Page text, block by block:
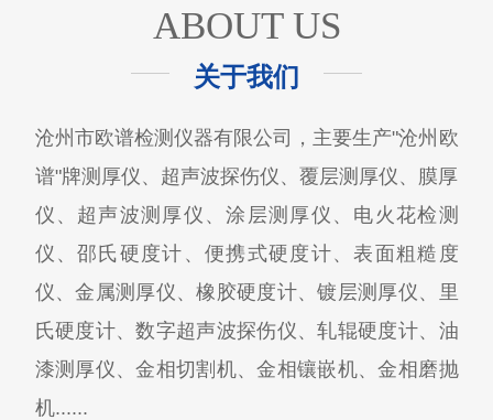
ABOUT US
关于我们
沧州市欧谱检测仪器有限公司，主要生产"沧州欧
谱"牌测厚仪、超声波探伤仪、覆层测厚仪、膜厚
仪、超声波测厚仪、涂层测厚仪、电火花检测
仪、邵氏硬度计、便携式硬度计、表面粗糙度
仪、金属测厚仪、橡胶硬度计、镀层测厚仪、里
氏硬度计、数字超声波探伤仪、轧辊硬度计、油
漆测厚仪、金相切割机、金相镶嵌机、金相磨抛
机......